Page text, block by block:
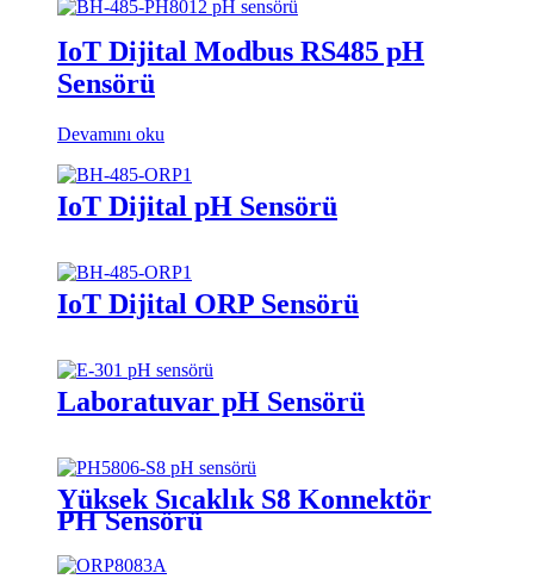
IoT Dijital Modbus RS485 pH
Sensörü
Devamını oku
IoT Dijital pH Sensörü
IoT Dijital ORP Sensörü
Laboratuvar pH Sensörü
Yüksek Sıcaklık S8 Konnektör
PH Sensörü